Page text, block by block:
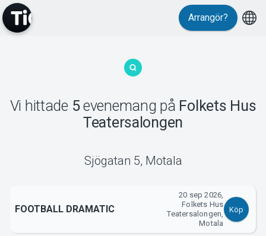
MyTickster
Arrangör?
Vi hittade 5evenemang på Folkets Hus
Teatersalongen
Sjögatan 5, Motala
FOOTBALL DRAMATIC
20 sep 2026,
Folkets Hus
Teatersalongen,
Motala
Köp